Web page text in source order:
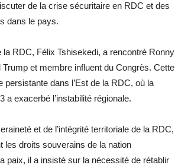
de la crise sécuritaire en RDC et des
dans le pays.
la RDC, Félix Tshisekedi, a rencontré Ronny
et membre influent du Congrès. Cette
dans l’Est de la RDC, où la
exacerbé l’instabilité régionale.
et de l’intégrité territoriale de la RDC,
les droits souverains de la nation
paix, il a insisté sur la nécessité de rétablir